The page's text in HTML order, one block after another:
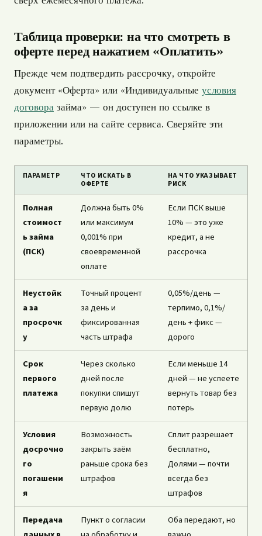
Таблица проверки: на что смотреть в
оферте перед нажатием «Оплатить»
Прежде чем подтвердить рассрочку, откройте
документ «Оферта» или «Индивидуальные условия
договора займа» — он доступен по ссылке в
приложении или на сайте сервиса. Сверяйте эти
параметры.
ПАРАМЕТР
ЧТО ИСКАТЬ В
ОФЕРТЕ
НА ЧТО УКАЗЫВАЕТ
РИСК
Полная
стоимост
ь займа
(ПСК)
Должна быть 0%
или максимум
0,001% при
своевременной
оплате
Если ПСК выше
10% — это уже
кредит, а не
рассрочка
Неустойк
а за
просрочк
у
Точный процент
за день и
фиксированная
часть штрафа
0,05%/день —
терпимо, 0,1%/
день + фикс —
дорого
Срок
первого
платежа
Через сколько
дней после
покупки спишут
первую долю
Если меньше 14
дней — не успеете
вернуть товар без
потерь
Условия
досрочно
го
погашени
я
Возможность
закрыть заём
раньше срока без
штрафов
Сплит разрешает
бесплатно,
Долями — почти
всегда без
штрафов
Передача
Пункт о согласии
Оба передают, но